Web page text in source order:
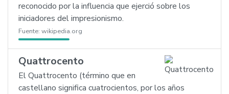
reconocido por la influencia que ejerció sobre los
iniciadores del impresionismo.
Fuente: wikipedia.org
Quattrocento
El Quattrocento (término que en
castellano significa cuatrocientos, por los años